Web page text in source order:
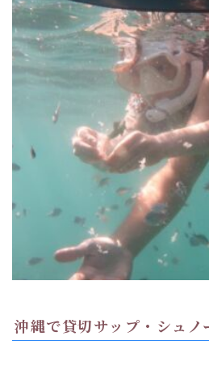
沖縄で貸切サップ・シュノ